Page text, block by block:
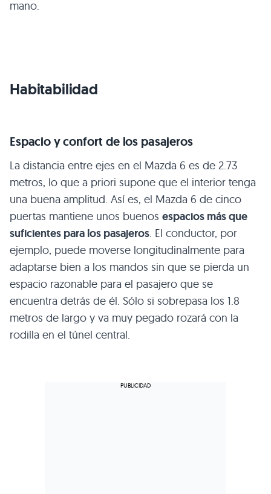
mano.
Habitabilidad
Espacio y confort de los pasajeros
La distancia entre ejes en el Mazda 6 es de 2.73
metros, lo que a priori supone que el interior tenga
una buena amplitud. Así es, el Mazda 6 de cinco
puertas mantiene unos buenos espacios más que
suficientes para los pasajeros. El conductor, por
ejemplo, puede moverse longitudinalmente para
adaptarse bien a los mandos sin que se pierda un
espacio razonable para el pasajero que se
encuentra detrás de él. Sólo si sobrepasa los 1.8
metros de largo y va muy pegado rozará con la
rodilla en el túnel central.